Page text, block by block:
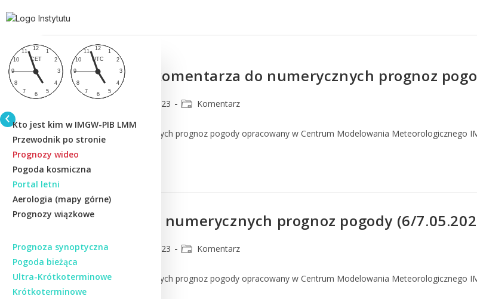
Kto jest kim w IMGW-PIB LMM
Przewodnik po stronie
Prognozy wideo
Pogoda kosmiczna
Portal letni
Aerologia (mapy górne)
Prognozy wiązkowe
Prognoza synoptyczna
Pogoda bieżąca
Ultra-Krótkoterminowe
Krótkoterminowe
Aktualizacja komentarza do numerycznych prognoz
6 maja 2023 Komentarz
Komentarz do numerycznych prognoz pogody opracowany w Centrum Modelowania Meteorologicznego
Komentarz do numerycznych prognoz pogody (6/
CMM 5 maja 2023 Komentarz
Komentarz do numerycznych prognoz pogody opracowany w Centrum Modelowania Meteorologicznego